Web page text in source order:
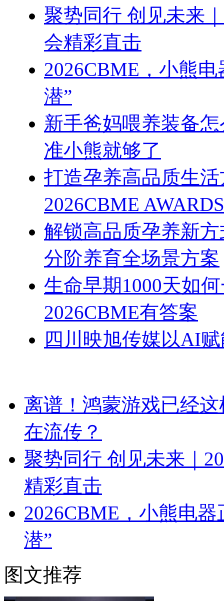
聚势同行 创见未来
会精彩直击
2026CBME，小熊
潜”
新手爸妈喂养装备
准小熊就够了
打造孕养高品质生
2026CBME
解锁高品质孕养新
分阶养育全场景方案
生命早期1000天如
2026CBME有答案
四川映旭传媒以AI
离谱！鸿蒙游戏已经
在流传？
聚势同行 创见未来｜
精彩直击
2026CBME，小熊电
潜”
图文推荐